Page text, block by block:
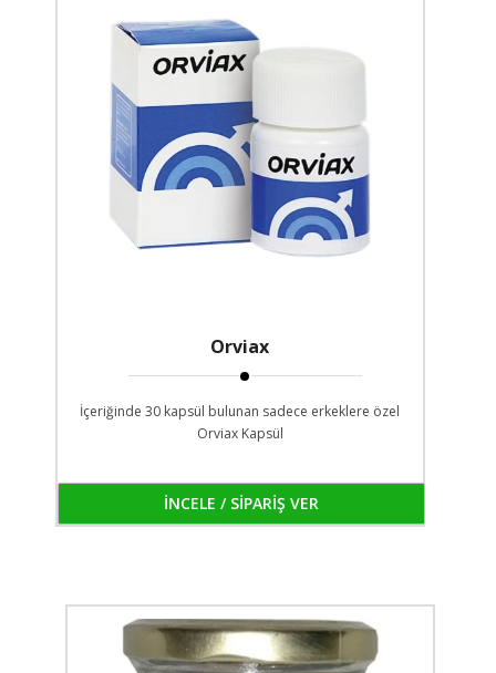
Orviax
İçeriğinde 30 kapsül bulunan sadece erkeklere özel
Orviax Kapsül
İNCELE / SİPARİŞ VER